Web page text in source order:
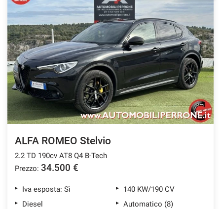
ALFA ROMEO Stelvio
2.2 TD 190cv AT8 Q4 B-Tech
Prezzo: 34.500 €
Iva esposta: Sì
140 KW/190 CV
Diesel
Automatico (8)